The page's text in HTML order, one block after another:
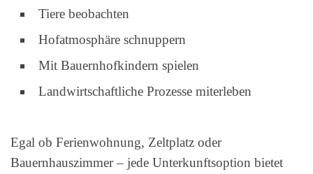
Tiere beobachten
Hofatmosphäre schnuppern
Mit Bauernhofkindern spielen
Landwirtschaftliche Prozesse miterleben
Egal ob Ferienwohnung, Zeltplatz oder
Bauernhauszimmer – jede Unterkunftsoption bietet